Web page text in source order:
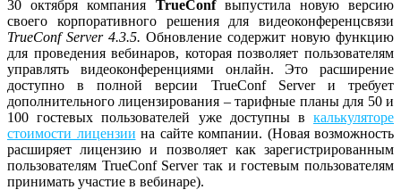
30 октября компания TrueConfвыпустила новую версию
своего корпоративного решения для видеоконференцсвязи
TrueConf Server 4.3.5. Обновление содержит новую функцию
для проведения вебинаров, которая позволяет пользователям
управлять видеоконференциями онлайн. Это расширение
доступно в полной версии TrueConf Server и требует
дополнительного лицензирования – тарифные планы для 50 и
100 гостевых пользователей уже доступны в калькуляторе
стоимости лицензии на сайте компании. (Новая возможность
расширяет лицензию и позволяет как зарегистрированным
пользователям TrueConf Server так и гостевым пользователям
принимать участие в вебинаре).